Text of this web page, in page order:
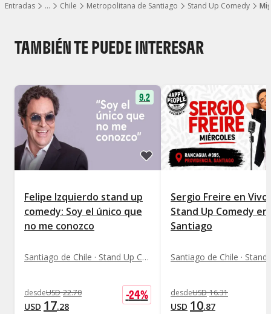
…
Mostrar todos los niveles
Entradas Chile Metropolitana de Santiago Stand Up Comedy
TAMBIÉN TE PUEDE INTERESAR
9.2
Felipe Izquierdo stand up
comedy: Soy el único que
no me conozco
Santiago de Chile · Stand Up Comedy
desdeUSD 22.70
USD 17.28
-24%
Sergio Freire en Vivo
Stand Up Comedy en
Santiago
desdeUSD 16.31
USD 10.87